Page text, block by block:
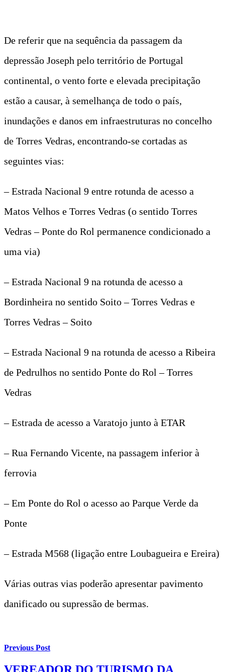
De referir que na sequência da passagem da
depressão Joseph pelo território de Portugal
continental, o vento forte e elevada precipitação
estão a causar, à semelhança de todo o país,
inundações e danos em infraestruturas no concelho
de Torres Vedras, encontrando-se cortadas as
seguintes vias:
– Estrada Nacional 9 entre rotunda de acesso a
Matos Velhos e Torres Vedras (o sentido Torres
Vedras – Ponte do Rol permanence condicionado a
uma via)
– Estrada Nacional 9 na rotunda de acesso a
Bordinheira no sentido Soito – Torres Vedras e
Torres Vedras – Soito
– Estrada Nacional 9 na rotunda de acesso a Ribeira
de Pedrulhos no sentido Ponte do Rol – Torres
Vedras
– Estrada de acesso a Varatojo junto à ETAR
– Rua Fernando Vicente, na passagem inferior à
ferrovia
– Em Ponte do Rol o acesso ao Parque Verde da
Ponte
– Estrada M568 (ligação entre Loubagueira e Ereira)
Várias outras vias poderão apresentar pavimento
danificado ou supressão de bermas.
Previous Post